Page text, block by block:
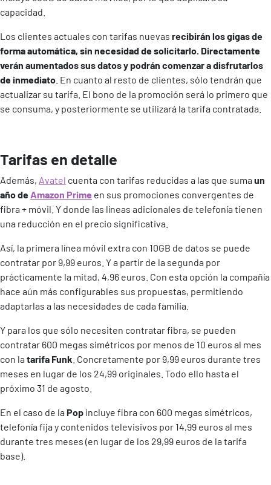
capacidad.
Los clientes actuales con tarifas nuevas recibirán los gigas de
forma automática, sin necesidad de solicitarlo. Directamente
verán aumentados sus datos ypodrán comenzar a disfrutarlos
de inmediato . En cuanto al resto de clientes, sólo tendrán que
actualizar su tarifa. El bono de la promoción será lo primero que
se consuma, y posteriormente se utilizará la tarifa contratada.
Tarifas en detalle
Además, Avatel cuenta con tarifas reducidas a las que suma un
año de Amazon Prime en sus promociones convergentes de
fibra + móvil. Y donde las líneas adicionales de telefonía tienen
una reducción en el precio significativa.
Así, la primera línea móvil extra con 10GB de datos se puede
contratar por 9,99 euros. Y a partir de la segunda por
prácticamente la mitad, 4,96 euros. Con esta opción la compañía
hace aún más configurables sus propuestas, permitiendo
adaptarlas a las necesidades de cada familia.
Y para los que sólo necesiten contratar fibra, se pueden
contratar 600 megas simétricos por menos de 10 euros al mes
con la tarifa Funk . Concretamente por 9,99 euros durante tres
meses en lugar de los 24,99 originales. Todo ello hasta el
próximo 31 de agosto.
En el caso de la Pop incluye fibra con 600 megas simétricos,
telefonía fija y contenidos televisivos por 14,99 euros al mes
durante tres meses (en lugar de los 29,99 euros de la tarifa
base).